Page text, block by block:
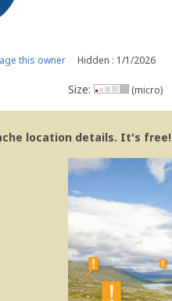
this owner Hidden : 1/1/2026
Size: (micro)
location details. It's free!